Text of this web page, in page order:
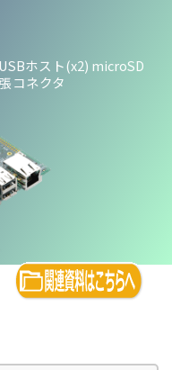
ホスト(x2) microSD
コネクタ